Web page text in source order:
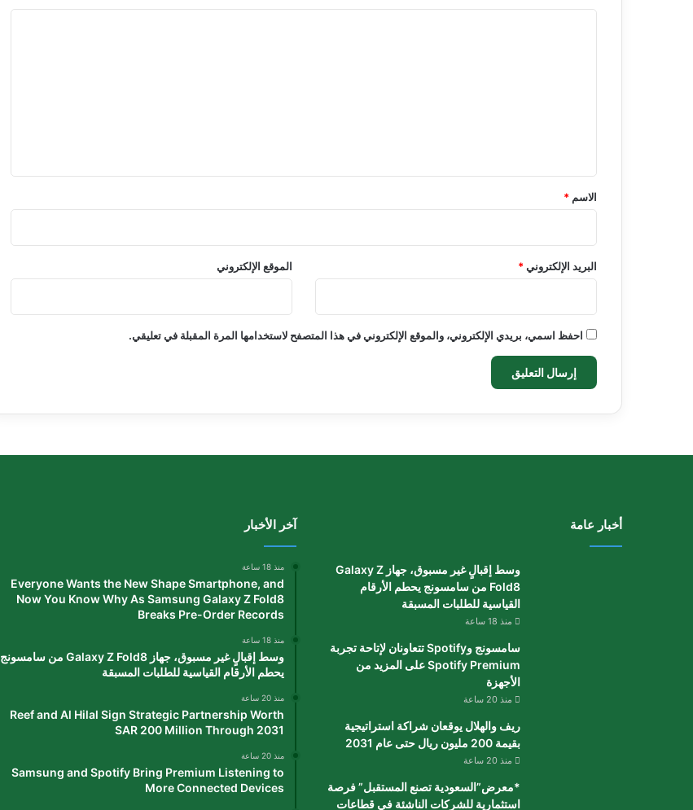
*
الاسم *
البريد الإلكتروني* الموقع الإلكتروني
احفظ اسمي، بريدي الإلكتروني، والموقع الإلكتروني في هذا المتصفح لاستخدامها المرة المقبلة في تعليقي.
أخبار عامة
وسط إقبالٍ غير مسبوق، جهاز Galaxy Z
Fold8 من سامسونج يحطم الأرقام
القياسية للطلبات المسبقة
منذ 18 ساعة
سامسونج وSpotify تتعاونان لإتاحة تجربة
Spotify Premium على المزيد من
الأجهزة
منذ 20 ساعة
ريف والهلال يوقعان شراكة استراتيجية
بقيمة 200 مليون ريال حتى عام 2031
منذ 20 ساعة
*معرض”السعودية تصنع المستقبل” فرصة
استثمارية للشركات الناشئة في قطاعات
آخر الأخبار
منذ 18 ساعة
Everyone Wants the New Shape Smartphone, and
Now You Know Why As Samsung Galaxy Z Fold8
Breaks Pre-Order Records
منذ 18 ساعة
وسط إقبالٍ غير مسبوق، جهاز Galaxy Z Fold8 من سامسونج
يحطم الأرقام القياسية للطلبات المسبقة
منذ 20 ساعة
Reef and Al Hilal Sign Strategic Partnership Worth
SAR 200 Million Through 2031
منذ 20 ساعة
Samsung and Spotify Bring Premium Listening to
More Connected Devices